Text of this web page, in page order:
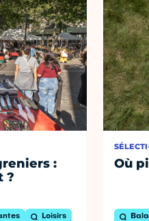
:
?
Loisirs
Où